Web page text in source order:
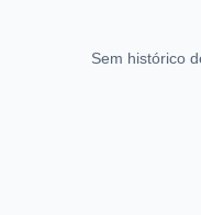
Sem histórico